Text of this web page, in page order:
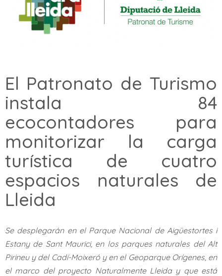
El Patronato de Turismo
instala 84
ecocontadores para
monitorizar la carga
turística de cuatro
espacios naturales de
Lleida
Se desplegarán en el Parque Nacional de Aigüestortes i
Estany de Sant Maurici, en los parques naturales del Alt
Pirineu y del Cadí-Moixeró y en el Geoparque Orígenes, en
el marco del proyecto Naturalmente Lleida y que está